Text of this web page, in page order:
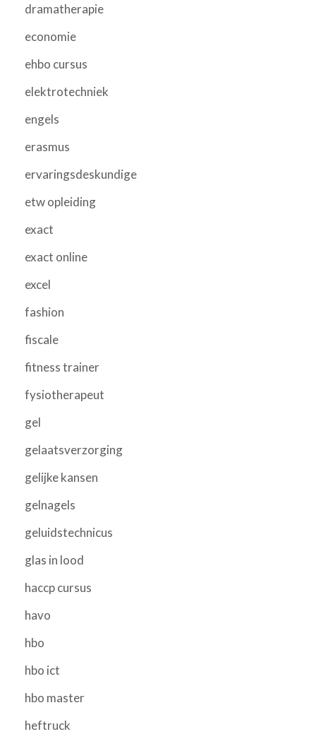
dramatherapie
economie
ehbo cursus
elektrotechniek
engels
erasmus
ervaringsdeskundige
etw opleiding
exact
exact online
excel
fashion
fiscale
fitness trainer
fysiotherapeut
gel
gelaatsverzorging
gelijke kansen
gelnagels
geluidstechnicus
glas in lood
haccp cursus
havo
hbo
hbo ict
hbo master
heftruck